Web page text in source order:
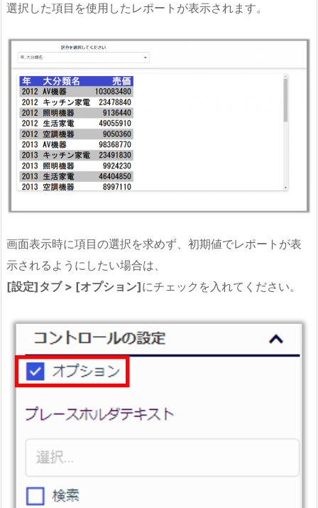
選択した項目を使用したレポートが表示されます。
画面表示時に項目の選択を求めず、初期値でレポートが表
示されるようにしたい場合は、
[設定]タブ > [オプション]にチェックを入れてください。